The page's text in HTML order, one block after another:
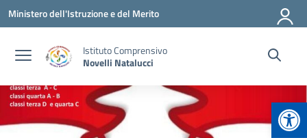
Vai ai contenuti
Vai al menu di navigazione
Vai al footer
Ministero dell'Istruzione e del Merito
Istituto Comprensivo
Novelli Natalucci